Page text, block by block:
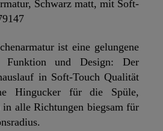
Schwarz matt, mit Soft-
ist eine gelungene
Funktion und Design: Der
in Soft-Touch Qualität
Hingucker für die Spüle,
in alle Richtungen biegsam für